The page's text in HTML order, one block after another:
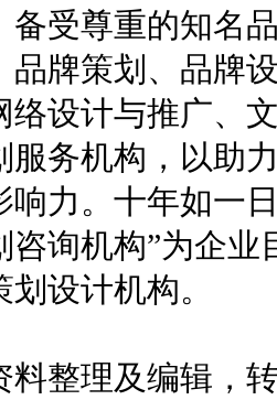
备受尊重的知名
品牌策划、品牌
络设计与推广、
服务机构，以助
响力。十年如一
咨询机构”为企
设计机构。
料整理及编辑，